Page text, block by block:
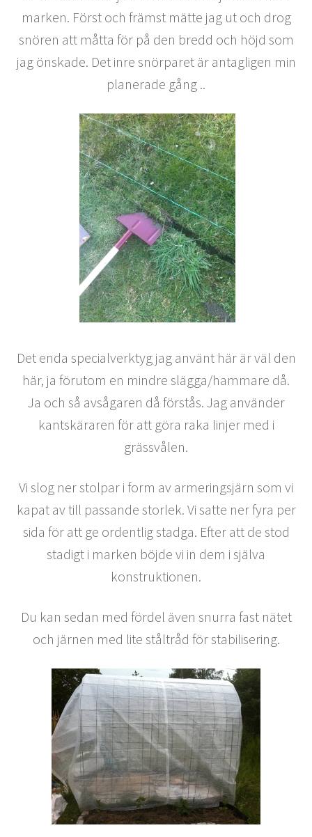
marken. Först och främst mätte jag ut och drog
snören att måtta för på den bredd och höjd som
jag önskade. Det inre snörparet är antagligen min
planerade gång ..
Det enda specialverktyg jag använt här är väl den
här, ja förutom en mindre slägga/hammare då.
Ja och så avsågaren då förstås. Jag använder
kantskäraren för att göra raka linjer med i
grässvålen.
Vi slog ner stolpar i form av armeringsjärn som vi
kapat av till passande storlek. Vi satte ner fyra per
sida för att ge ordentlig stadga. Efter att de stod
stadigt i marken böjde vi in dem i själva
konstruktionen.
Du kan sedan med fördel även snurra fast nätet
och järnen med lite ståltråd för stabilisering.